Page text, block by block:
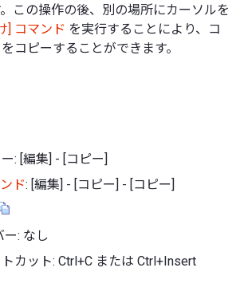
この操作の後、別の場所にカーソルを
] コマンド を実行することにより、コ
コピーすることができます。
: [編集] - [コピー]
ド: [編集] - [コピー] - [コピー]
ー: なし
カット: Ctrl+C または Ctrl+Insert